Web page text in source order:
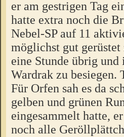
er am gestrigen Tag
hatte extra noch die
Nebel-SP auf 11
möglichst gut
eine Stunde übrig
Wardrak zu besiegen.
Für Orfen sah es da
gelben und grünen
eingesammelt hatte,
noch alle